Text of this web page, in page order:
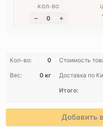
Кол-во: 0 Стоимость
Вес: 0 кг Доставка по
Итого:
Добавить